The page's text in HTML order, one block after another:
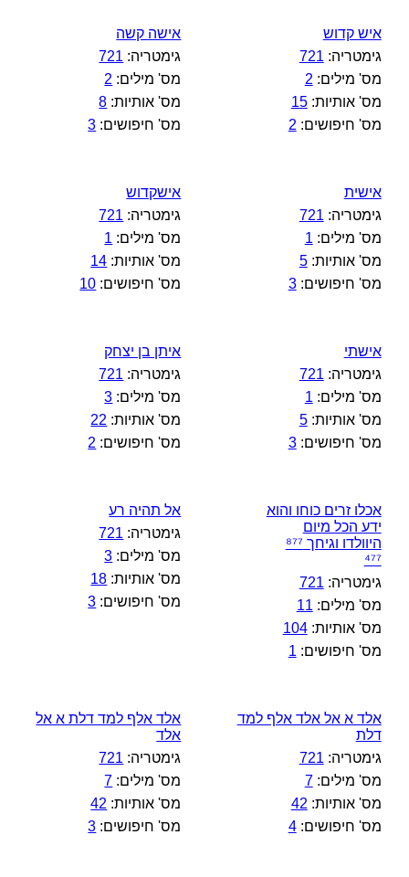
איש קדוש
גימטריה: 721
מס' מילים: 2
מס' אותיות:15
מס' חיפושים: 2
אישה קשה
גימטריה: 721
מס' מילים: 2
מס' אותיות: 8
מס' חיפושים: 3
אישית
גימטריה: 721
מס' מילים: 1
מס' אותיות:5
מס' חיפושים:3
אישקדוש
גימטריה: 721
מס' מילים: 1
מס' אותיות: 14
מס' חיפושים: 10
אישתי
גימטריה: 721
מס' מילים: 1
מס' אותיות:5
מס' חיפושים:3
איתן בן יצחק
גימטריה: 721
מס' מילים: 3
מס' אותיות: 22
מס' חיפושים: 2
אכלו זרים כוחו והוא
ידע הכל מיום
היוולדו וגיחך ⁸⁷⁷
⁴⁷⁷
גימטריה: 721
מס' מילים: 11
מס' אותיות:104
מס' חיפושים: 1
אל תהיה רע
גימטריה: 721
מס' מילים: 3
מס' אותיות: 18
מס' חיפושים: 3
אלד א אל אלד אלף למד
דלת
גימטריה: 721
מס' מילים:7
מס' אותיות: 42
מס' חיפושים:4
אלד אלף למד דלת א אל
אלד
גימטריה: 721
מס' מילים: 7
מס' אותיות: 42
מס' חיפושים: 3